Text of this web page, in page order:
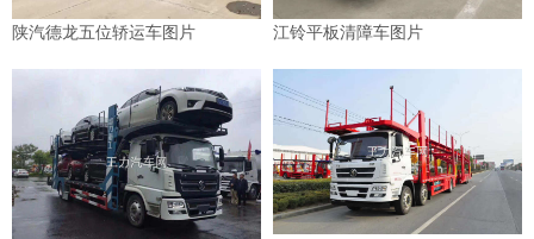
陕汽德龙五位轿运车图片 江铃平板清障车图片